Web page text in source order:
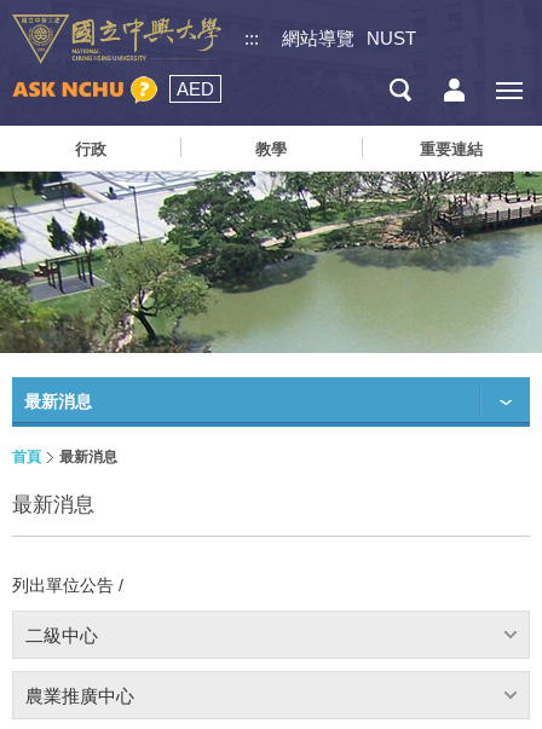
::: 網站導覽 NUST
AED
行政 教學 重要連結
最新消息
首頁 最新消息
最新消息
列出單位公告 /
二級中心
農業推廣中心